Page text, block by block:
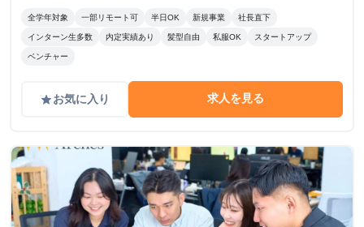
全学年対象 一部リモート可 半日OK 新規事業 社長直下
インターン生多数 内定実績あり 髪型自由 私服OK スタートアップ
ベンチャー
gradeお気に入り 求人を見る